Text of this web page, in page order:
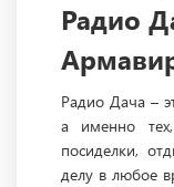
Радио
Радио Дача –
а именно
посиделки,
делу в любое